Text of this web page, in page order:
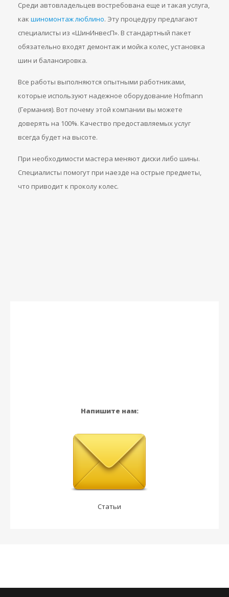
Среди автовладельцев востребована еще и такая услуга,
как шиномонтаж люблино. Эту процедуру предлагают
специалисты из «ШинИнвесП». В стандартный пакет
обязательно входят демонтаж и мойка колес, установка
шин и балансировка.
Все работы выполняются опытными работниками,
которые используют надежное оборудование Hofmann
(Германия). Вот почему этой компании вы можете
доверять на 100%. Качество предоставляемых услуг
всегда будет на высоте.
При необходимости мастера меняют диски либо шины.
Специалисты помогут при наезде на острые предметы,
что приводит к проколу колес.
Напишите нам:
Статьи